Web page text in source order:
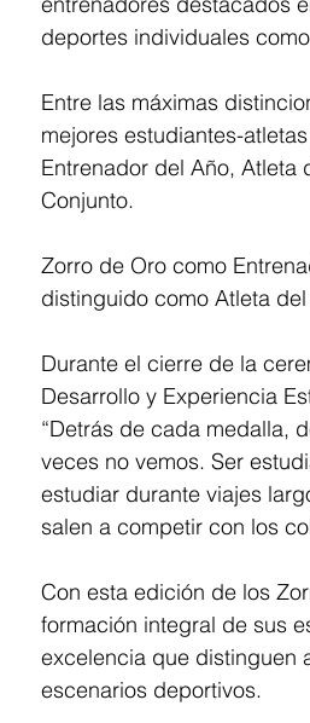
deportes individuales
Entre las máximas
mejores estudiantes-
Entrenador del Año,
Conjunto.
Zorro de Oro como
distinguido como Atleta
Durante el cierre de la
Desarrollo y Experiencia
“Detrás de cada medalla,
veces no vemos. Ser
estudiar durante viajes
salen a competir con los
Con esta edición de los
formación integral de sus
excelencia que distinguen
escenarios deportivos.